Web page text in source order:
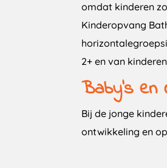
omdat kinderen
Kinderopvang
2+ en van
Baby’s en
Bij de jonge
ontwikkeling en